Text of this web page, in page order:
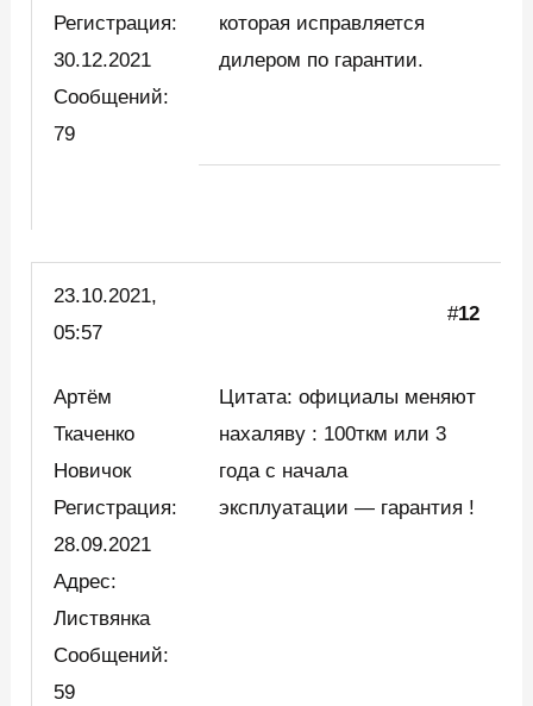
Регистрация:
30.12.2021
Сообщений:
79
которая исправляется
дилером по гарантии.
23.10.2021,
05:57
#12
Артём
Ткаченко
Новичок
Регистрация:
28.09.2021
Адрес:
Листвянка
Сообщений:
59
Цитата: официалы меняют
нахаляву : 100ткм или 3
года с начала
эксплуатации — гарантия !